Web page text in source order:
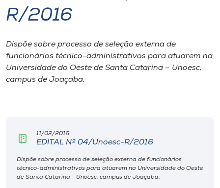
I.nova
Diplomados
Cultura
Biblioteca
Editora
R/2016
Dispõe sobre processo de seleção externa de
funcionários técnico-administrativos para atuarem na
Universidade do Oeste de Santa Catarina – Unoesc,
campus de Joaçaba.
11/02/2016
EDITAL Nº 04/Unoesc-R/2016
Dispõe sobre processo de seleção externa de funcionários
técnico-administrativos para atuarem na Universidade do Oeste
de Santa Catarina - Unoesc, campus de Joaçaba.